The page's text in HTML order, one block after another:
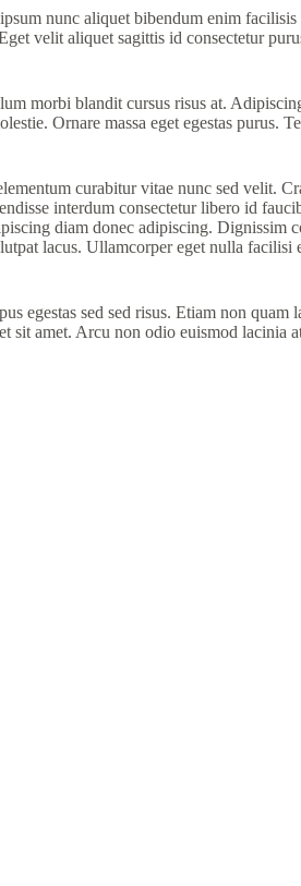
nunc aliquet bibendum enim
velit aliquet sagittis id consectetur
morbi blandit cursus risus at.
Ornare massa eget egestas purus.
curabitur vitae nunc sed velit.
interdum consectetur libero id
diam donec adipiscing. Dignissim
lacus. Ullamcorper eget nulla facilisi
egestas sed sed risus. Etiam non quam
sit amet. Arcu non odio euismod lacinia